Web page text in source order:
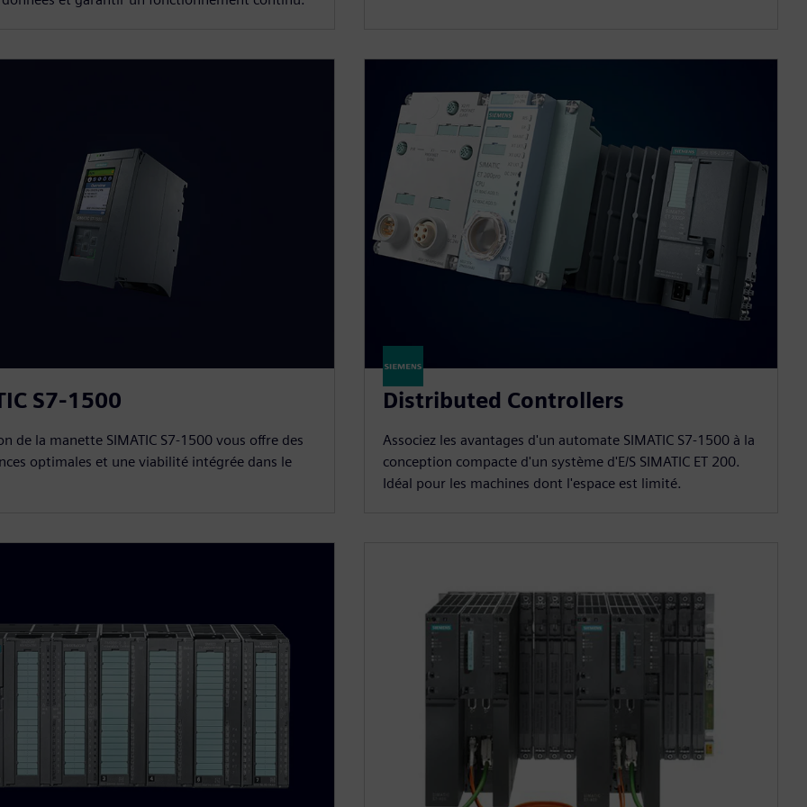
S7-1500
de la manette SIMATIC S7-1500 vous offre des
optimales et une viabilité intégrée dans le
Distributed Controllers
Associez les avantages d'un automate SIMATIC S7-1500 à la
conception compacte d'un système d'E/S SIMATIC ET 200.
Idéal pour les machines dont l'espace est limité.